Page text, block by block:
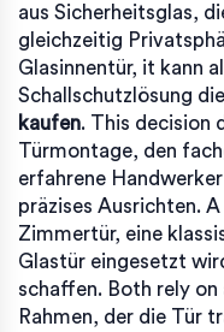
aus Sicherheitsglas,
gleichzeitig
Glasinnentür, it kann
Schallschutzlösung
kaufen. This decision
Türmontage, den
erfahrene Handwerker
präzises Ausrichten.
Zimmertür, eine
Glastür eingesetzt
schaffen. Both rely on
Rahmen, der die Tür